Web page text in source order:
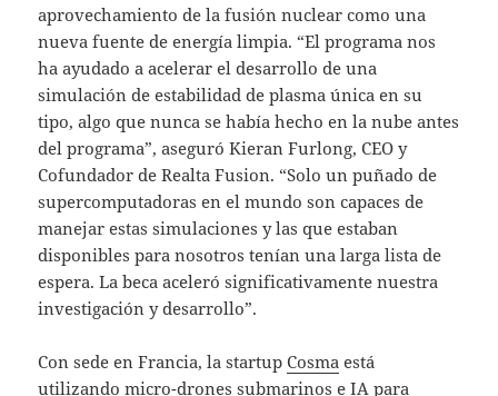
aprovechamiento de la fusión nuclear como una
nueva fuente de energía limpia. “El programa nos
ha ayudado a acelerar el desarrollo de una
simulación de estabilidad de plasma única en su
tipo, algo que nunca se había hecho en la nube antes
del programa”, aseguró Kieran Furlong, CEO y
Cofundador de Realta Fusion. “Solo un puñado de
supercomputadoras en el mundo son capaces de
manejar estas simulaciones y las que estaban
disponibles para nosotros tenían una larga lista de
espera. La beca aceleró significativamente nuestra
investigación y desarrollo”.
Con sede en Francia, la startupCosma está
utilizando micro-drones submarinos e IA para